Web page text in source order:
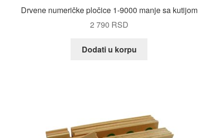
Drvene numeričke pločice 1-9000 manje sa kutijom
2 790 RSD
Dodati u korpu